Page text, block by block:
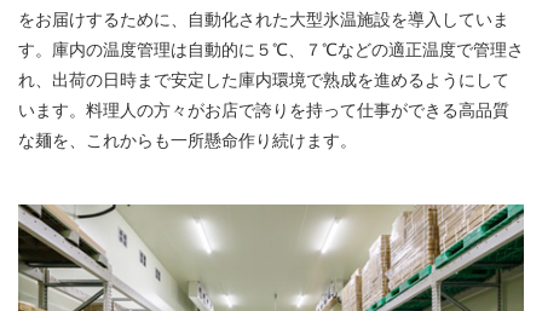
をお届けするために、自動化された大型氷温施設を導入していま
す。庫内の温度管理は自動的に５℃、７℃などの適正温度で管理さ
れ、出荷の日時まで安定した庫内環境で熟成を進めるようにして
います。料理人の方々がお店で誇りを持って仕事ができる高品質
な麺を、これからも一所懸命作り続けます。